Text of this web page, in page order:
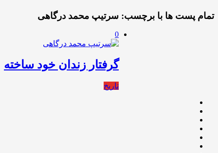
تمام پست ها با برچسب: سرتیپ محمد درگاهی
0
گرفتار زندان خود ساخته
تاریخ